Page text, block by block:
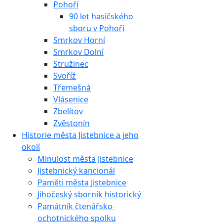
Pohoří
90 let hasičského
sboru v Pohoří
Smrkov Horní
Smrkov Dolní
Stružinec
Svoříž
Třemešná
Vlásenice
Zbelítov
Zvěstonín
Historie města Jistebnice a jeho
okolí
Minulost města Jistebnice
Jistebnický kancionál
Paměti města Jistebnice
Jihočeský sborník historický
Památník čtenářsko-
ochotnického spolku